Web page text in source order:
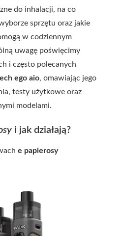
do inhalacji, na co
sprzętu oraz jakie
w codziennym
uwagę poświęcimy
i często polecanych
ego aio, omawiając jego
testy użytkowe oraz
modelami.
i jak działają?
e papierosy